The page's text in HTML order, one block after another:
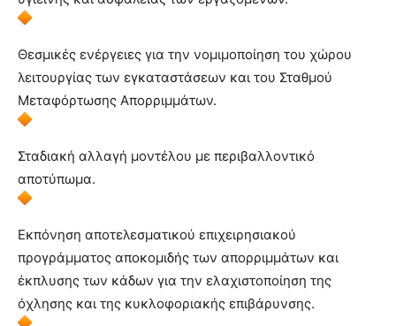
Θεσμικές ενέργειες για την νομιμοποίηση του χώρου
λειτουργίας των εγκαταστάσεων και του Σταθμού
Μεταφόρτωσης Απορριμμάτων.
Σταδιακή αλλαγή μοντέλου με περιβαλλοντικό
αποτύπωμα.
Εκπόνηση αποτελεσματικού επιχειρησιακού
προγράμματος αποκομιδής των απορριμμάτων και
έκπλυσης των κάδων για την ελαχιστοποίηση της
όχλησης και της κυκλοφοριακής επιβάρυνσης.